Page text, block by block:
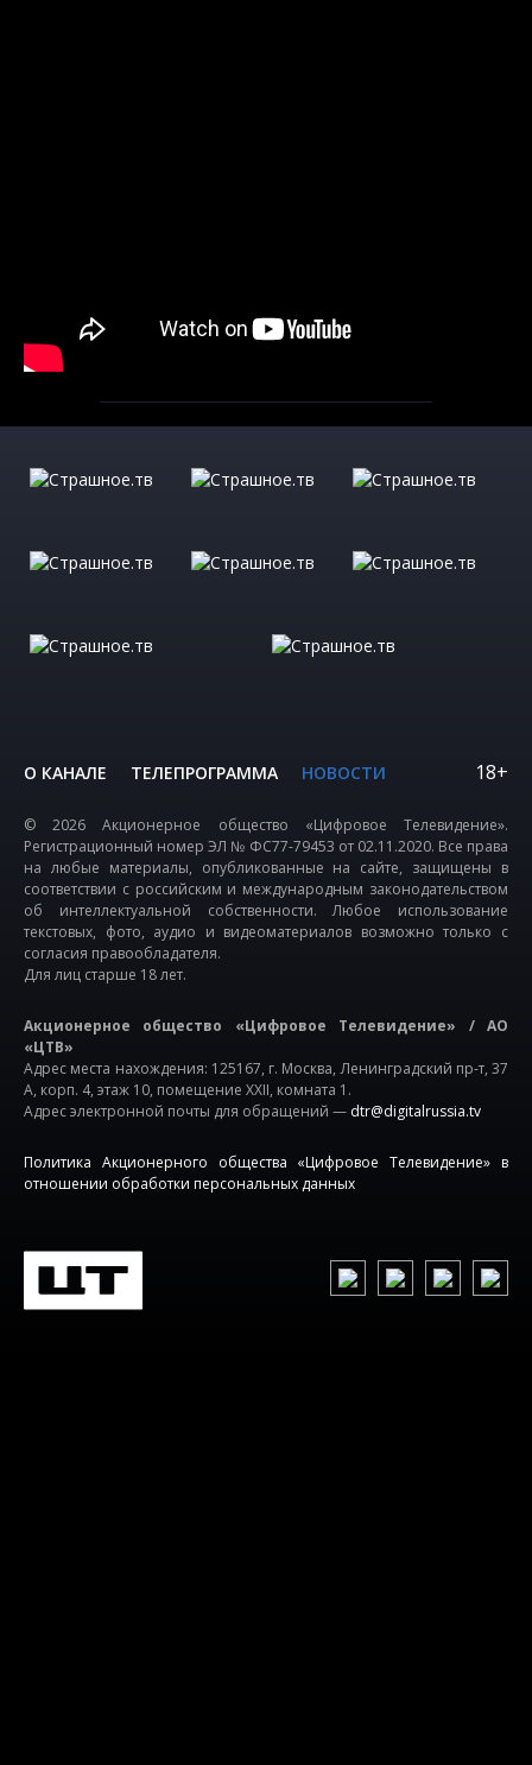
О КАНАЛЕ ТЕЛЕПРОГРАММА НОВОСТИ 18+
© 2026 Акционерное общество «Цифровое Телевидение».
Регистрационный номер ЭЛ № ФС77-79453 от 02.11.2020. Все права
на любые материалы, опубликованные на сайте, защищены в
соответствии с российским и международным законодательством
об интеллектуальной собственности. Любое использование
текстовых, фото, аудио и видеоматериалов возможно только с
согласия правообладателя.
Для лиц старше 18 лет.
Акционерное общество «Цифровое Телевидение» / АО
«ЦТВ»
Адрес места нахождения: 125167, г. Москва, Ленинградский пр-т, 37
А, корп. 4, этаж 10, помещение XXII, комната 1.
Адрес электронной почты для обращений — dtr@digitalrussia.tv
Политика Акционерного общества «Цифровое Телевидение» в
отношении обработки персональных данных